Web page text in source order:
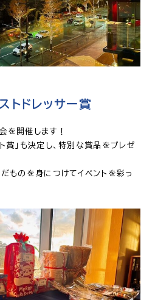
トドレッサー賞
を開催します！
賞」も決定し、特別な賞品をプレゼ
ものを身につけてイベントを彩っ